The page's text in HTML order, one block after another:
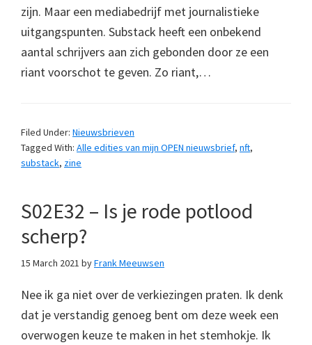
zijn. Maar een mediabedrijf met journalistieke
uitgangspunten. Substack heeft een onbekend
aantal schrijvers aan zich gebonden door ze een
riant voorschot te geven. Zo riant,…
Filed Under: Nieuwsbrieven
Tagged With: Alle edities van mijn OPEN nieuwsbrief, nft,
substack, zine
S02E32 – Is je rode potlood
scherp?
15 March 2021 byFrank Meeuwsen
Nee ik ga niet over de verkiezingen praten. Ik denk
dat je verstandig genoeg bent om deze week een
overwogen keuze te maken in het stemhokje. Ik